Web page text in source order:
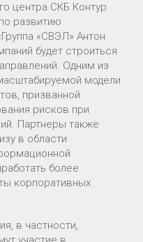
центра СКБ Контур
развитию
«СВЭЛ» Антон
будет строиться
Одним из
модели
призванной
рисков при
Партнеры также
в области
более
корпоративных
в частности,